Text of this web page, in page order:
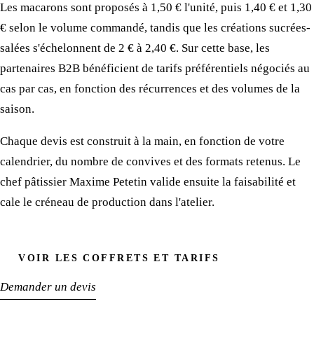
Les macarons sont proposés à 1,50 € l'unité, puis 1,40 € et 1,30
€ selon le volume commandé, tandis que les créations sucrées-
salées s'échelonnent de 2 € à 2,40 €. Sur cette base, les
partenaires B2B bénéficient de tarifs préférentiels négociés au
cas par cas, en fonction des récurrences et des volumes de la
saison.
Chaque devis est construit à la main, en fonction de votre
calendrier, du nombre de convives et des formats retenus. Le
chef pâtissier Maxime Petetin valide ensuite la faisabilité et
cale le créneau de production dans l'atelier.
VOIR LES COFFRETS ET TARIFS
Demander un devis